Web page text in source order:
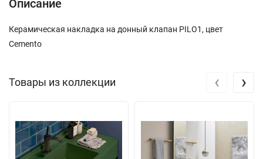
Описание
Керамическая накладка на донный клапан PILO1, цвет
Cemento
Товары из коллекции ‹ ›